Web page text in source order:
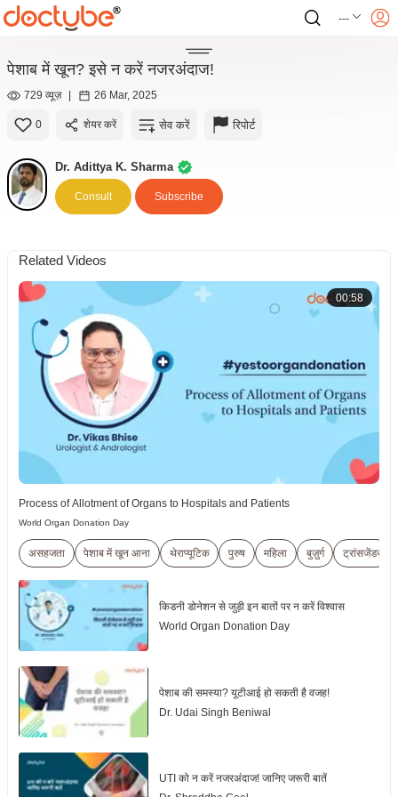
---
पेशाब में खून? इसे न करें नजरअंदाज!
729 व्यूज़ | 26 Mar, 2025
0 शेयर करें सेव करें रिपोर्ट
Dr. Adittya K. Sharma
Consult Subscribe
Related Videos
00:58
Process of Allotment of Organs to Hospitals and Patients
World Organ Donation Day
असहजता पेशाब में खून आना थेराप्यूटिक पुरुष महिला बुज़ुर्ग ट्रांसजेंडर
किडनी डोनेशन से जुड़ी इन बातों पर न करें विश्वास
World Organ Donation Day
पेशाब की समस्या? यूटीआई हो सकती है वजह!
Dr. Udai Singh Beniwal
UTI को न करें नजरअंदाज! जानिए जरूरी बातें